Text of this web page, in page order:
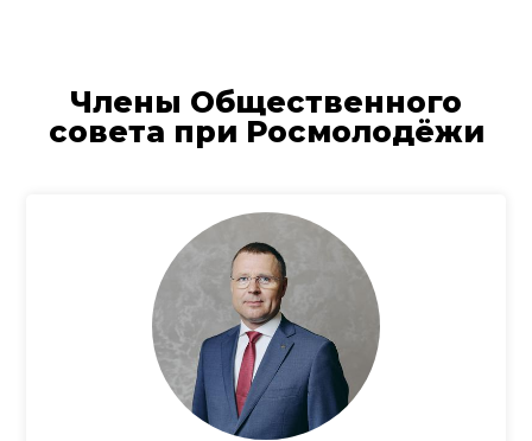
Члены Общественного
совета при Росмолодёжи